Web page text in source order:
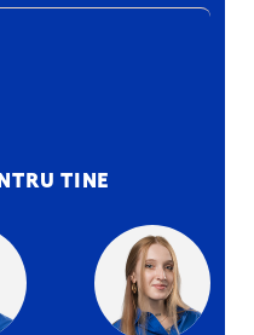
TINE